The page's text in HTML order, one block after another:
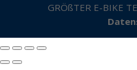
GRÖßTER E-BIKE